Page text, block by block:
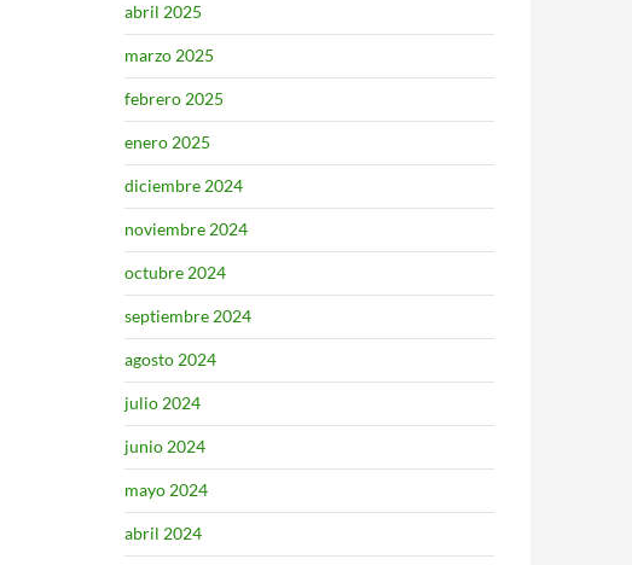
abril 2025
marzo 2025
febrero 2025
enero 2025
diciembre 2024
noviembre 2024
octubre 2024
septiembre 2024
agosto 2024
julio 2024
junio 2024
mayo 2024
abril 2024